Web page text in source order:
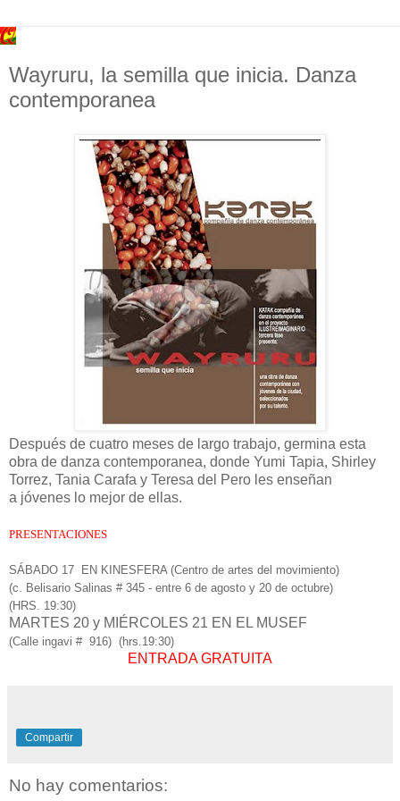
Wayruru, la semilla que inicia. Danza
contemporanea
Después de cuatro meses de largo trabajo, germina esta
obra de danza contemporanea, donde Yumi Tapia, Shirley
Torrez, Tania Carafa y Teresa del Pero les enseñan
a jóvenes lo mejor de ellas.
PRESENTACIONES
SÁBADO 17 EN KINESFERA (Centro de artes del movimiento)
(c. Belisario Salinas # 345 - entre 6 de agosto y 20 de octubre)
(HRS. 19:30)
MARTES 20 y MIÉRCOLES 21 EN EL MUSEF
(Calle ingavi # 916) (hrs.19:30)
ENTRADA GRATUITA
Compartir
No hay comentarios: